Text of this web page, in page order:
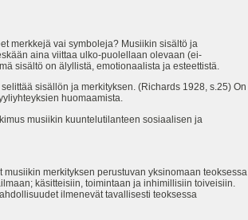
merkkejä vai symboleja? Musiikin sisältö ja
aina viittaa ulko-puolellaan olevaan (ei-
sisältö on älyllistä, emotionaalista ja esteettistä.
sisällön ja merkityksen. (Richards 1928, s.25) On
huomaamista.
musiikin kuuntelutilanteen sosiaalisen ja
musiikin merkityksen perustuvan yksinomaan teoksessa
käsitteisiin, toimintaan ja inhimillisiin toiveisiin.
ilmenevät tavallisesti teoksessa